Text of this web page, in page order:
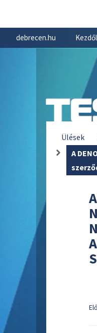
debrecen.hu
Ülések
A